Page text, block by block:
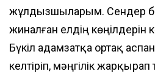
жұлдызшыларым. Сендер
жиналған елдің көңілдерін
Бүкіл адамзатқа ортақ
келтіріп, мәңгілік жарқырап